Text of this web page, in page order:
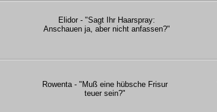
Elidor - "Sagt Ihr Haarspray:
Anschauen ja, aber nicht anfassen?"
Rowenta - "Muß eine hübsche Frisur
teuer sein?"